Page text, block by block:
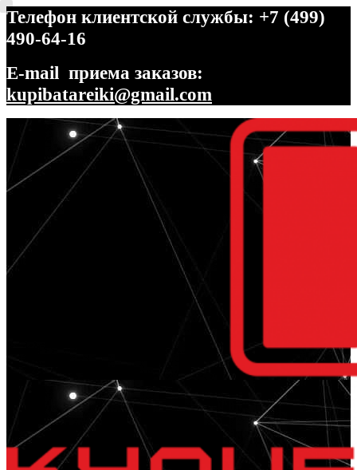
Телефон клиентской службы: +7 (499)
490-64-16
E-mail приема заказов:
kupibatareiki@gmail.com
Перейти
навигации
Перейти
содержимому